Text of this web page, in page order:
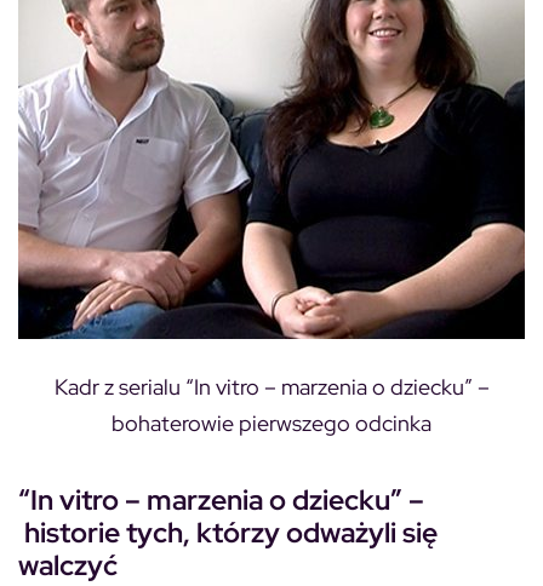
Kadr z serialu “In vitro – marzenia o dziecku” –
bohaterowie pierwszego odcinka
“In vitro – marzenia o dziecku” –
historie tych, którzy odważyli się
walczyć